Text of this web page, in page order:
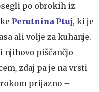
po obrokih iz
Perutnina Ptuj, ki je
ali volje za kuhanje.
piščančjo
zdaj pa je na vrsti
prijazno –